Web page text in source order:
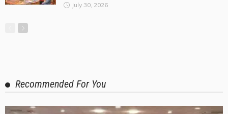
July 30, 2026
Recommended For You